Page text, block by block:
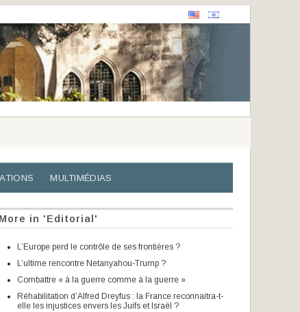
MULTIMÉDIAS
More in 'Editorial'
L’Europe perd le contrôle de ses frontières ?
L’ultime rencontre Netanyahou-Trump ?
Combattre « à la guerre comme à la guerre »
Réhabilitation d’Alfred Dreyfus : la France reconnaitra-t-
elle les injustices envers les Juifs et Israël ?